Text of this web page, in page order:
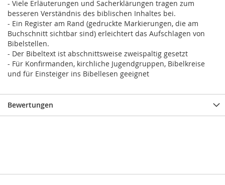
- Viele Erläuterungen und Sacherklärungen tragen zum
besseren Verständnis des biblischen Inhaltes bei.
- Ein Register am Rand (gedruckte Markierungen, die am
Buchschnitt sichtbar sind) erleichtert das Aufschlagen von
Bibelstellen.
- Der Bibeltext ist abschnittsweise zweispaltig gesetzt
- Für Konfirmanden, kirchliche Jugendgruppen, Bibelkreise
und für Einsteiger ins Bibellesen geeignet
Bewertungen